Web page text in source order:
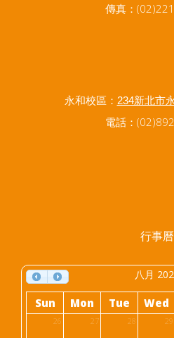
傳真：
永和校區： 234新北市
電話：
行事曆
八月
Sun Mon Tue Wed
26 27 28 29